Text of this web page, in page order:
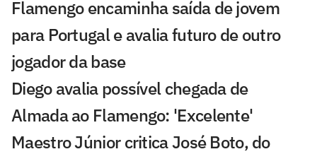
Flamengo encaminha saída de jovem
para Portugal e avalia futuro de outro
jogador da base
Diego avalia possível chegada de
Almada ao Flamengo: 'Excelente'
Maestro Júnior critica José Boto, do